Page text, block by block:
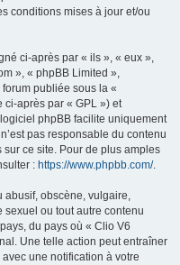
conditions mises à jour et/ou
ci-après par « ils », « eux »,
», « phpBB Limited »,
publiée sous la «
ci-après par « GPL ») et
phpBB facilite uniquement
pas responsable du contenu
ce site. Pour de plus amples
: https://www.phpbb.com/.
abusif, obscène, vulgaire,
sexuel ou tout autre contenu
du pays où « Clio V6
Une telle action peut entraîner
une notification à votre